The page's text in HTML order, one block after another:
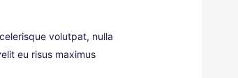
volutpat, nulla
eu risus maximus